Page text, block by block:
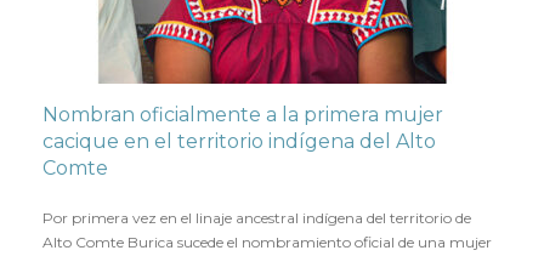
Nombran oficialmente a la primera mujer
cacique en el territorio indígena del Alto
Comte
Por primera vez en el linaje ancestral indígena del territorio de
Alto Comte Burica sucede el nombramiento oficial de una mujer